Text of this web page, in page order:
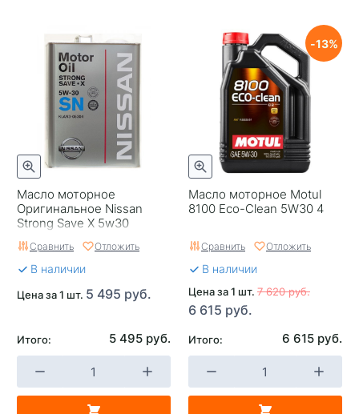
Масло моторное
Оригинальное Nissan
Strong Save X 5w30
Япония 4
Сравнить Отложить
В наличии
Цена за 1 шт. 5 495 руб.
Итого: 5 495 руб.
Масло моторное Motul
8100 Eco-Clean 5W30 4
13
Сравнить Отложить
В наличии
Цена за 1 шт. 7 620 руб.
6 615 руб.
Итого: 6 615 руб.